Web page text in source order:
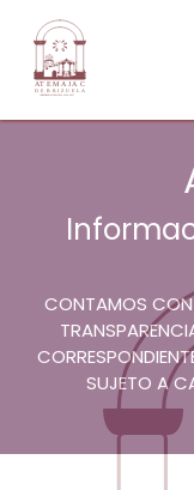
CONTAMOS CON
SUJETO A